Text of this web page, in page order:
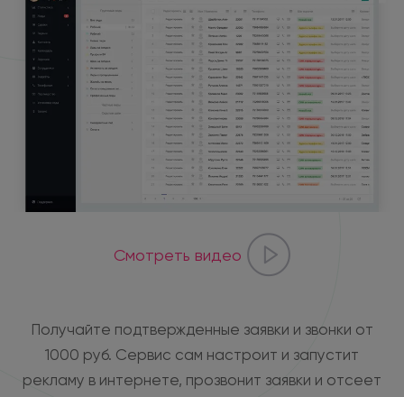
Смотреть видео
Получайте подтвержденные заявки и звонки от
1000 руб. Сервис сам настроит и запустит
рекламу в интернете, прозвонит заявки и отсеет